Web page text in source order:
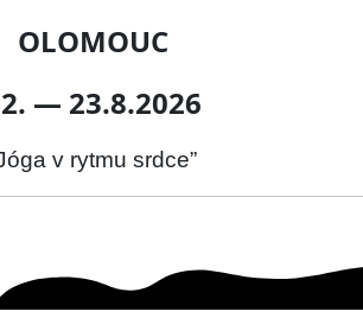
OLOMOUC
— 23.8.2026
v rytmu srdce”